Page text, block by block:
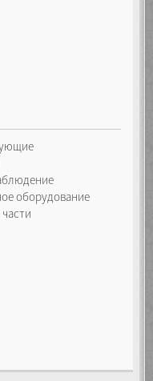
оборудование